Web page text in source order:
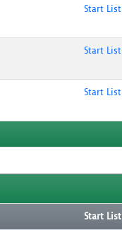
Start List
Start List
Start List
Start List